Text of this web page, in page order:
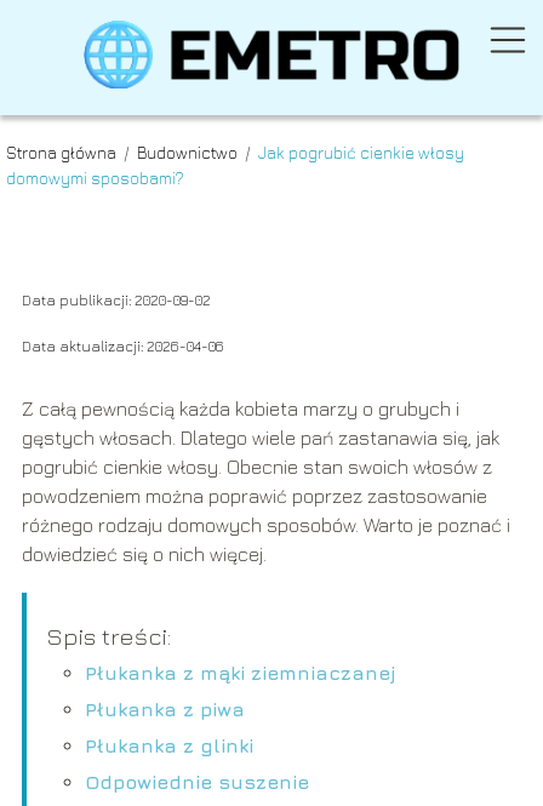
Strona główna / Budownictwo / Jak pogrubić cienkie włosy
domowymi sposobami?Jak pogrubić cienkie
Budownictwo
Data publikacji: 2020-09-02
Data aktualizacji: 2026-04-06
Z całą pewnością każda kobieta marzy o grubych i
gęstych włosach. Dlatego wiele pań zastanawia się, jak
pogrubić cienkie włosy. Obecnie stan swoich włosów z
powodzeniem można poprawić poprzez zastosowanie
różnego rodzaju domowych sposobów. Warto je poznać i
dowiedzieć się o nich więcej.
Spis treści:
Płukanka z mąki ziemniaczanej
Płukanka z piwa
Płukanka z glinki
Odpowiednie suszenie